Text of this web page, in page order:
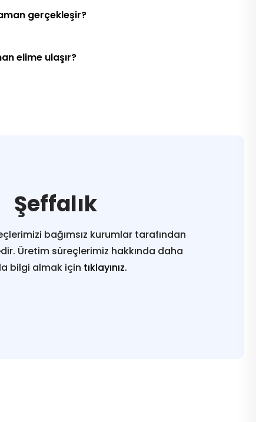
gerçekleşir?
elime ulaşır?
Şeffalık
bağımsız kurumlar tarafından
Üretim süreçlerimiz hakkında daha
bilgi almak için tıklayınız.